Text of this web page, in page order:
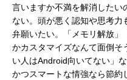
言いますか不満を解消したい
ない。頭が悪く認知や思考力
弁願いたい。「メモリ解放」
かカスタマイズなんて面倒そ
い人はAndroid向いてない」
かつスマートな情強なら節約